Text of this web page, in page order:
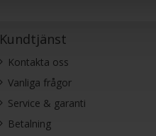
Kundtjänst
Kontakta oss
Vanliga frågor
Service & garanti
Betalning